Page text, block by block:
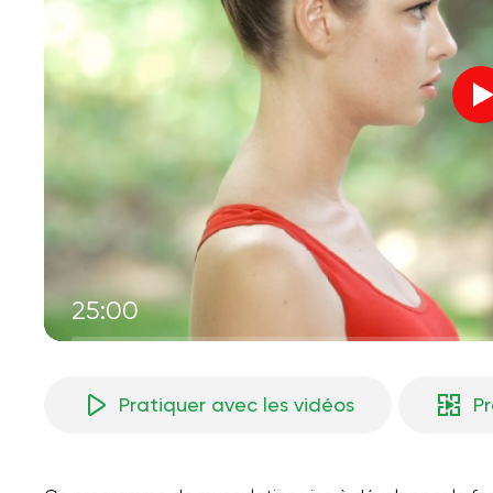
25:00
Pratiquer avec les vidéos